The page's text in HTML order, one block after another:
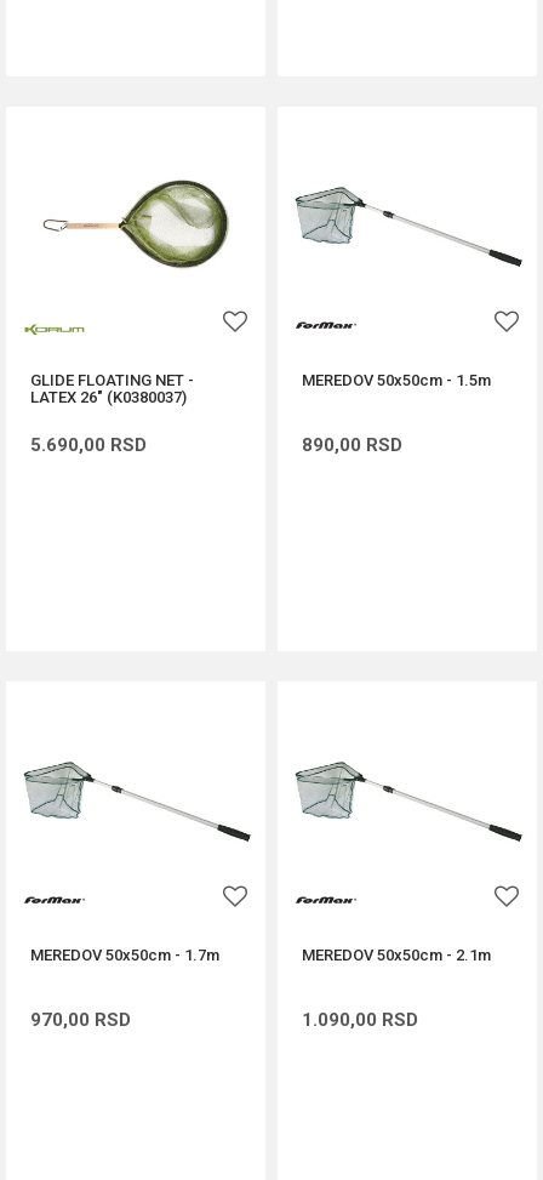
GLIDE FLOATING NET -
LATEX 26" (K0380037)
5.690,00 RSD
MEREDOV 50x50cm - 1.5m
890,00 RSD
MEREDOV 50x50cm - 1.7m
970,00 RSD
MEREDOV 50x50cm - 2.1m
1.090,00 RSD